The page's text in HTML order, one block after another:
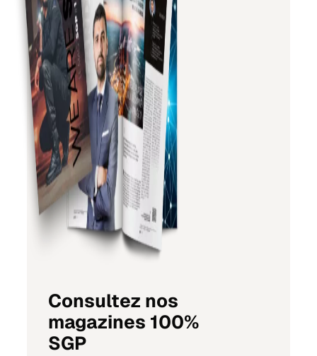
Consultez nos
magazines 100%
SGP